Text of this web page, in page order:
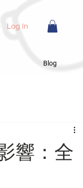
Log In
Blog
響：全